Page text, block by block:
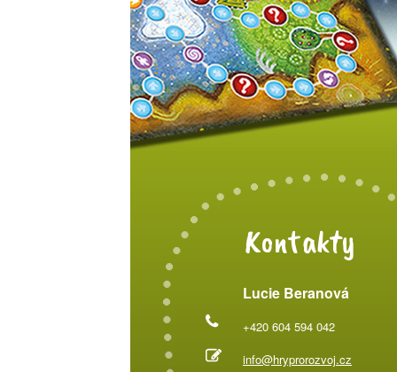
Kontakty
Lucie Beranová
+420 604 594 042
info@hryprorozvoj.cz